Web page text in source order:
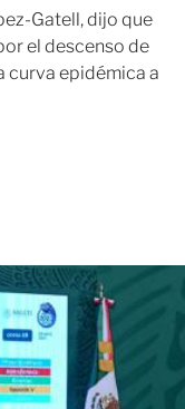
ó
Gatell, dijo que
el descenso de
curva epidémica a